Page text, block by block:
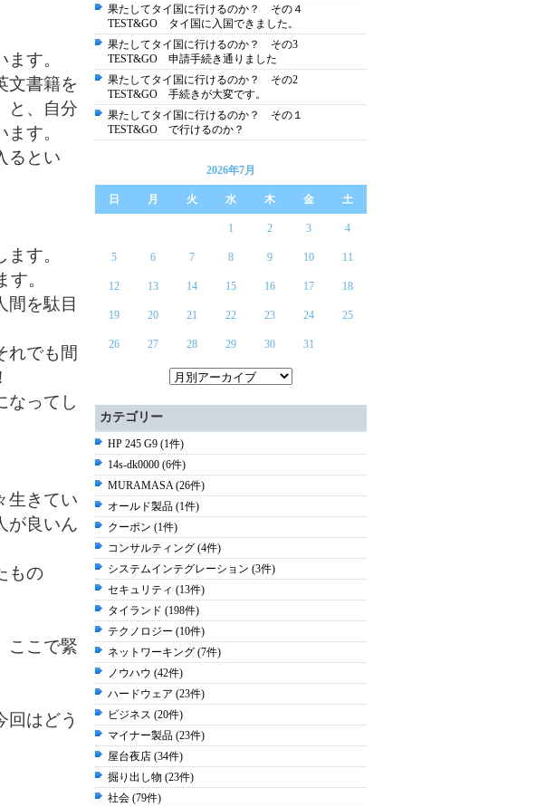
す。
文書籍を
と、自分
す。
るとい
す。
。
を駄目
れでも間
なってし
生きてい
が良いん
もの
ここで緊
はどう
果たしてタイ国に行けるのか？ その４
TEST&GO タイ国に入国できました。
果たしてタイ国に行けるのか？ その3
TEST&GO 申請手続き通りました
果たしてタイ国に行けるのか？ その2
TEST&GO 手続きが大変です。
果たしてタイ国に行けるのか？ その１
TEST&GO で行けるのか？
2026年7月
日 月 火 水 木 金 土
1 2 3 4
5 6 7 8 9 10 11
12 13 14 15 16 17 18
19 20 21 22 23 24 25
26 27 28 29 30 31
カテゴリー
HP 245 G9 (1件)
14s-dk0000 (6件)
MURAMASA (26件)
オールド製品 (1件)
クーポン (1件)
コンサルティング (4件)
システムインテグレーション (3件)
セキュリティ (13件)
タイランド (198件)
テクノロジー (10件)
ネットワーキング (7件)
ノウハウ (42件)
ハードウェア (23件)
ビジネス (20件)
マイナー製品 (23件)
屋台夜店 (34件)
掘り出し物 (23件)
社会 (79件)